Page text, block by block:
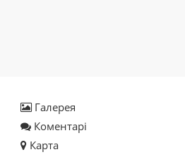
Галерея
Коментарі
Карта